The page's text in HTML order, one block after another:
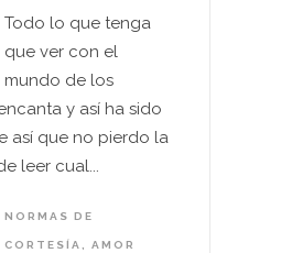
Todo lo que tenga
que ver con el
mundo de los
y así ha sido
así que no pierdo la
leer cual...
NORMAS DE
CORTESÍA, AMOR